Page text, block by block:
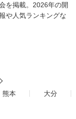
を掲載。2026年の開
や人気ランキングな
熊本
大分